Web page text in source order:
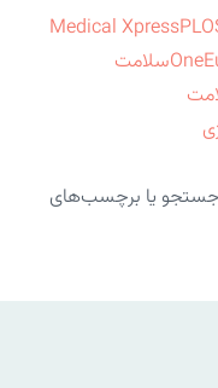
Medical Xpress
Oneسلامت
جستجو یا برچسب‌های